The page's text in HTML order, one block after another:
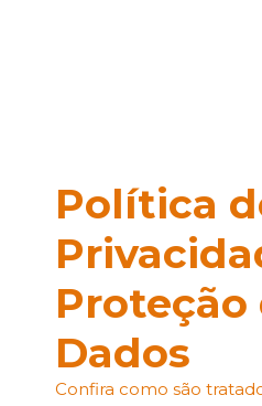
Política
Proteção
Dados
Confira como são